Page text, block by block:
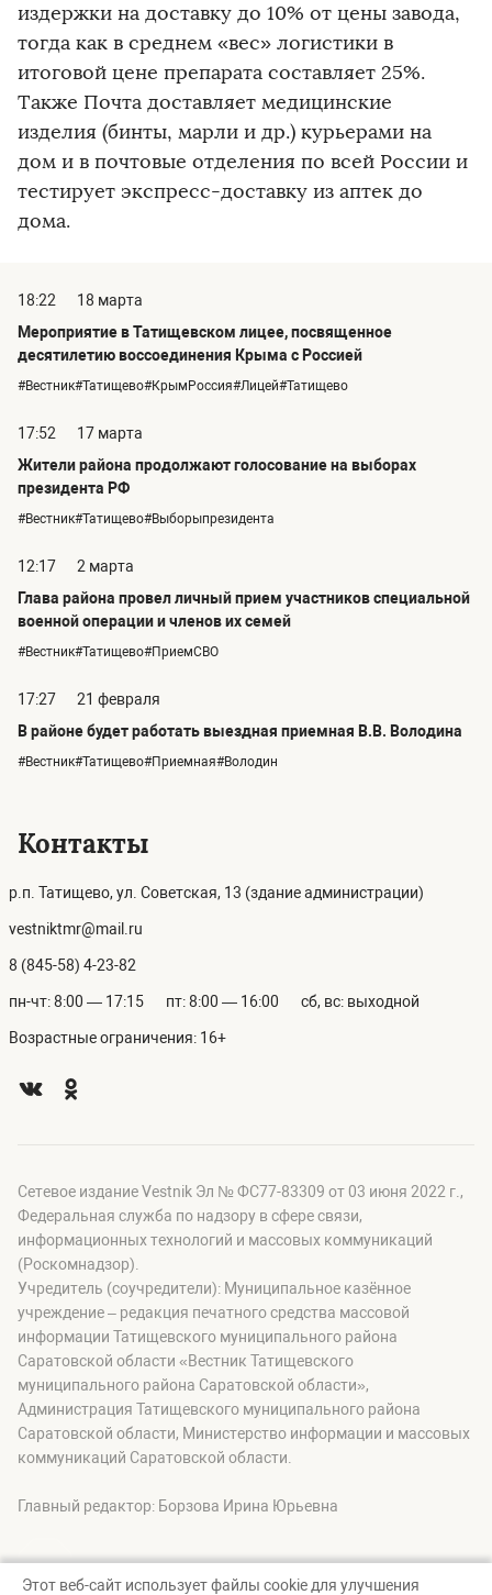
издержки на доставку до 10% от цены завода,
тогда как в среднем «вес» логистики в
итоговой цене препарата составляет 25%.
Также Почта доставляет медицинские
изделия (бинты, марли и др.) курьерами на
дом и в почтовые отделения по всей России и
тестирует экспресс-доставку из аптек до
дома.
18:22
18 марта
Мероприятие в Татищевском лицее, посвященное
десятилетию воссоединения Крыма с Россией
#Вестник#Татищево#КрымРоссия#Лицей#Татищево
17:52
17 марта
Жители района продолжают голосование на выборах
президента РФ
#Вестник#Татищево#Выборыпрезидента
12:17
2 марта
Глава района провел личный прием участников специальной
военной операции и членов их семей
#Вестник#Татищево#ПриемСВО
17:27
21 февраля
В районе будет работать выездная приемная В.В. Володина
#Вестник#Татищево#Приемная#Володин
Контакты
р.п. Татищево, ул. Советская, 13 (здание администрации)
vestniktmr@mail.ru
8 (845-58) 4-23-82
пн-чт: 8:00 — 17:15 пт: 8:00 — 16:00 сб, вс: выходной
Возрастные ограничения: 16+
Сетевое издание Vestnik Эл № ФС77-83309 от 03 июня 2022 г.,
Федеральная служба по надзору в сфере связи,
информационных технологий и массовых коммуникаций
(Роскомнадзор).
Учредитель (соучредители): Муниципальное казённое
учреждение – редакция печатного средства массовой
информации Татищевского муниципального района
Саратовской области «Вестник Татищевского
муниципального района Саратовской области»,
Администрация Татищевского муниципального района
Саратовской области, Министерство информации и массовых
коммуникаций Саратовской области.
Главный редактор: Борзова Ирина Юрьевна
Этот веб-сайт использует файлы cookie для улучшения